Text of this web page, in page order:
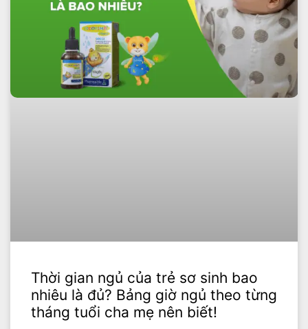
Thời gian ngủ của trẻ sơ sinh bao
nhiêu là đủ? Bảng giờ ngủ theo từng
tháng tuổi cha mẹ nên biết!